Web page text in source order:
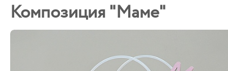
Композиция "Маме"